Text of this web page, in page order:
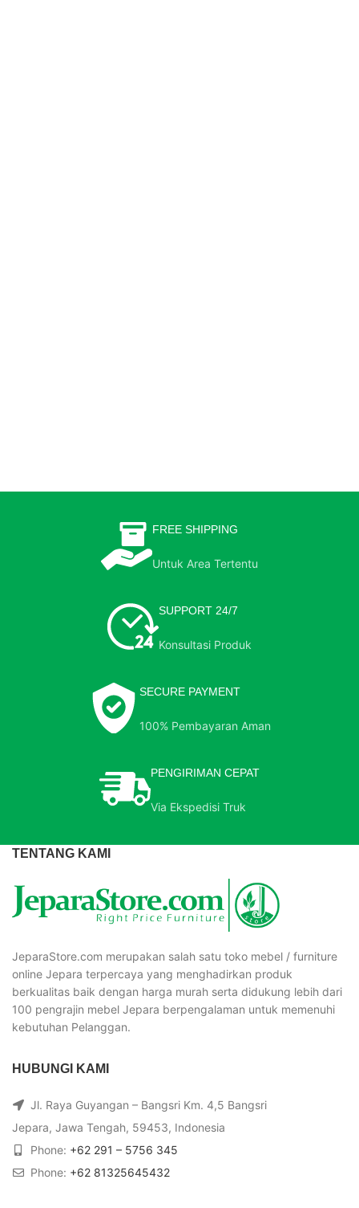
FREE SHIPPING
Untuk Area Tertentu
SUPPORT 24/7
Konsultasi Produk
SECURE PAYMENT
100% Pembayaran Aman
PENGIRIMAN CEPAT
Via Ekspedisi Truk
TENTANG KAMI
JeparaStore.com merupakan salah satu toko mebel / furniture
online Jepara terpercaya yang menghadirkan produk
berkualitas baik dengan harga murah serta didukung lebih dari
100 pengrajin mebel Jepara berpengalaman untuk memenuhi
kebutuhan Pelanggan.
HUBUNGI KAMI
Jl. Raya Guyangan – Bangsri Km. 4,5 Bangsri
Jepara, Jawa Tengah, 59453, Indonesia
Phone: +62 291 – 5756 345
Phone: +62 81325645432